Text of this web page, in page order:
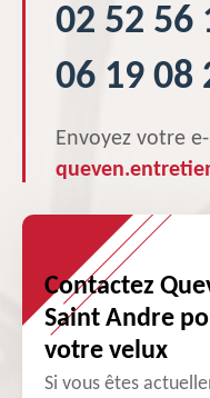
02 52 56
06 19 08
Envoyez votre
Contactez
Saint Andre
votre velux
Si vous êtes